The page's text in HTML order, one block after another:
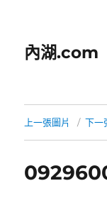
內湖.com
上一張圖片 下一